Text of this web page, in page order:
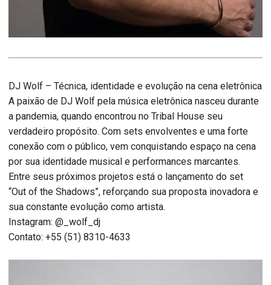
DJ Wolf – Técnica, identidade e evolução na cena eletrônica
A paixão de DJ Wolf pela música eletrônica nasceu durante
a pandemia, quando encontrou no Tribal House seu
verdadeiro propósito. Com sets envolventes e uma forte
conexão com o público, vem conquistando espaço na cena
por sua identidade musical e performances marcantes.
Entre seus próximos projetos está o lançamento do set
“Out of the Shadows”, reforçando sua proposta inovadora e
sua constante evolução como artista.
Instagram: @_wolf_dj
Contato: +55 (51) 8310-4633